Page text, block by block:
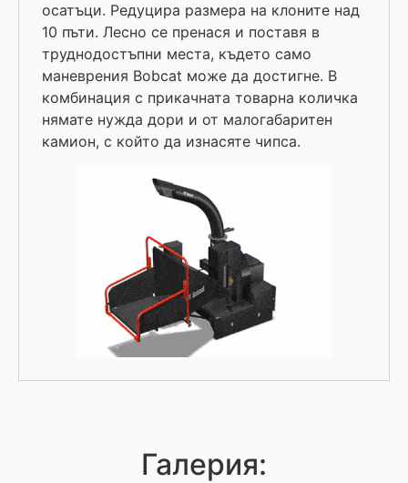
осатъци. Редуцира размера на клоните над
10 пъти. Лесно се пренася и поставя в
труднодостъпни места, където само
маневрения Bobcat може да достигне. В
комбинация с прикачната товарна количка
нямате нужда дори и от малогабаритен
камион, с който да изнасяте чипса.
Галерия: